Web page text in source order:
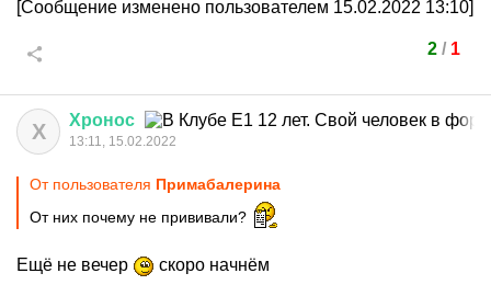
[Сообщение изменено пользователем 15.02.2022 13:10]
2/ 1
Х Хронос
13:11, 15.02.2022
От пользователя Примaбaлерина
От них почему не прививали?
Ещё не вечер скоро начнём